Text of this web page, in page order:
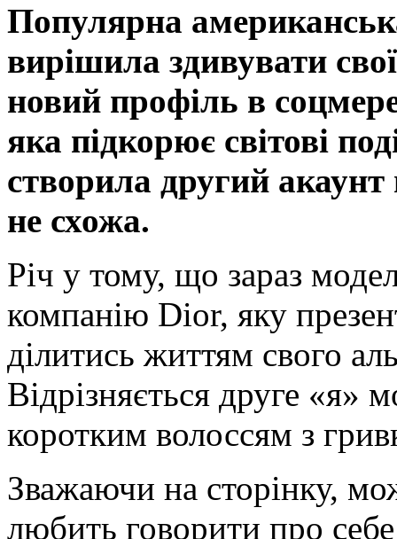
Популярна
вирішила здивувати
новий профіль в
яка підкорює світові
створила другий акаунт
не схожа.
Річ у тому, що зараз
компанію Dior, яку
ділитись життям свого
Відрізняється друге «я»
коротким волоссям з
Зважаючи на сторінку,
любить говорити про